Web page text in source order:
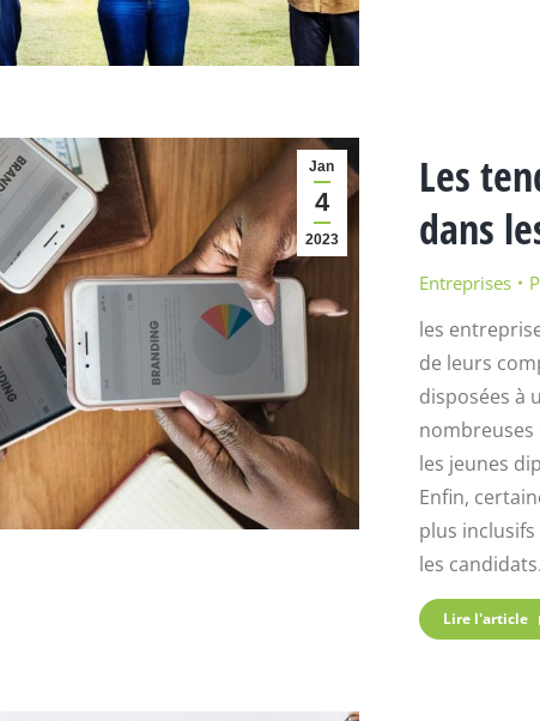
Jan
4
2023
Les
dans
Entreprises
les
de leurs
disposées à
les jeunes
Enfin,
plus
les candidats.
Lire l'article